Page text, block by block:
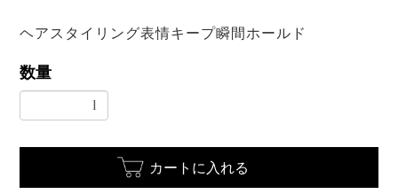
ヘアスタイリング表情キープ瞬間ホールド
数量
カートに入れる